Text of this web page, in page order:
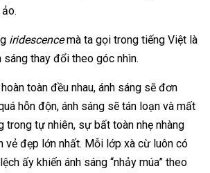
iridescencemà ta gọi trong tiếng Việt là
sáng thay đổi theo góc nhìn.
toàn đều nhau, ánh sáng sẽ đơn
hỗn độn, ánh sáng sẽ tán loạn và mất
trong tự nhiên, sự bất toàn nhẹ nhàng
vẻ đẹp lớn nhất. Mỗi lớp xà cừ luôn có
ấy khiến ánh sáng “nhảy múa” theo